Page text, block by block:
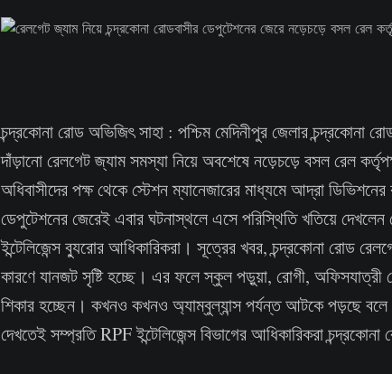
চন্দ্রকোনা রোড অভিজিৎ সাহা : পশ্চিম মেদিনীপুর জেলার চন্দ্রকোনা
দাঁড়ানো রেলগেট জ্যাম সমস্যা নিয়ে অবশেষে নড়েচড়ে বসল রেল
অধিবাসীদের পক্ষ থেকে স্টেশন ম্যানেজারের মাধ্যমে আদ্রা
ডেপুটেশনের জেরেই এবার ঘটনাস্থলে এসে পরিস্থিতি খতিয়ে
ইন্টেলিজেন্স ব্যুরোর আধিকারিকরা। সূত্রের খবর, চন্দ্রকোনা রোড
কারণে যানজট সৃষ্টি হচ্ছে। এর ফলে স্কুল পড়ুয়া, রোগী, অফিসযাত্রী
শিকার হচ্ছেন। কখনও কখনও অ্যাম্বুল্যান্স পর্যন্ত আটকে পড়ছে
দেখতেই সম্প্রতি RPF ইন্টেলিজেন্স বিভাগের আধিকারিকরা চন্দ্রকোনা